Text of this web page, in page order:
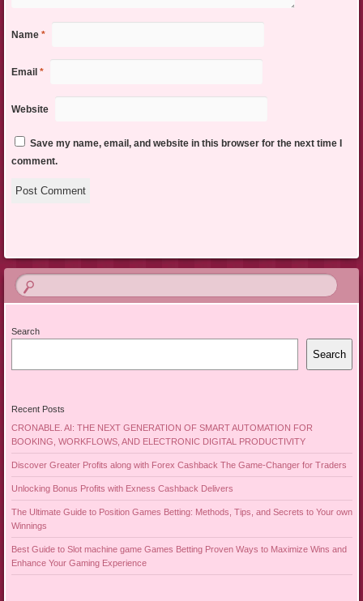
Name *
Email *
Website
Save my name, email, and website in this browser for the next time I
comment.
Search
Search
Recent Posts
CRONABLE. AI: THE NEXT GENERATION OF SMART AUTOMATION FOR
BOOKING, WORKFLOWS, AND ELECTRONIC DIGITAL PRODUCTIVITY
Discover Greater Profits along with Forex Cashback The Game-Changer for Traders
Unlocking Bonus Profits with Exness Cashback Delivers
The Ultimate Guide to Position Games Betting: Methods, Tips, and Secrets to Your own
Winnings
Best Guide to Slot machine game Games Betting Proven Ways to Maximize Wins and
Enhance Your Gaming Experience